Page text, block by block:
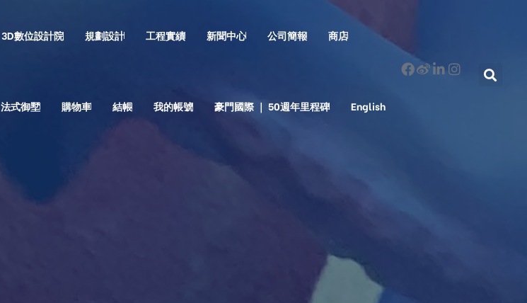
3D數位設計院 規劃設計 工程實績 新聞中心 公司簡報 商店
法式御墅 購物車 結帳 我的帳號 豪門國際 ｜ 50週年里程碑 English